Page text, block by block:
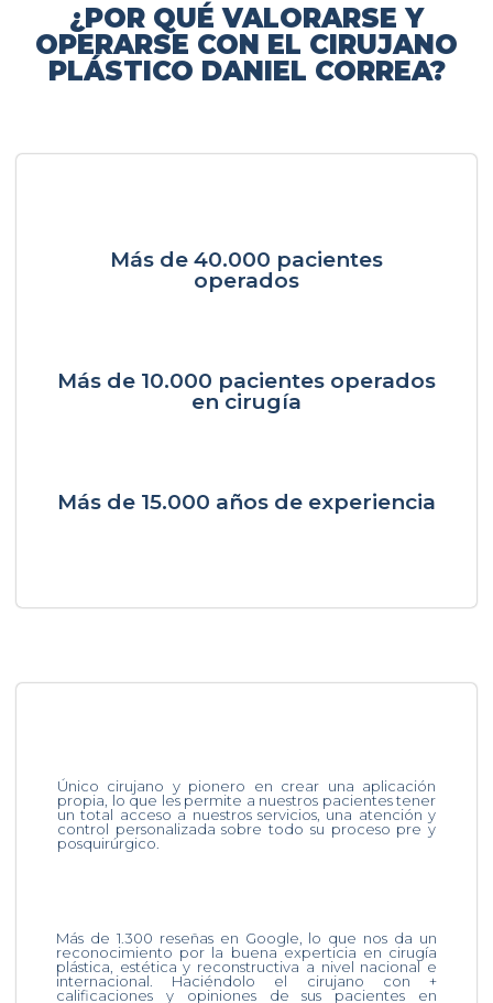
¿POR QUÉ VALORARSE Y
OPERARSE CON EL CIRUJANO
PLÁSTICO DANIEL CORREA?
Más de 40.000 pacientes
operados
Más de 10.000 pacientes operados
en cirugía
Más de 15.000 años de experiencia
Único cirujano y pionero en crear una aplicación
propia, lo que les permite a nuestros pacientes tener
un total acceso a nuestros servicios, una atención y
control personalizada sobre todo su proceso pre y
posquirúrgico.
Más de 1.300 reseñas en Google, lo que nos da un
reconocimiento por la buena experticia en cirugía
plástica, estética y reconstructiva a nivel nacional e
internacional. Haciéndolo el cirujano con +
calificaciones y opiniones de sus pacientes en